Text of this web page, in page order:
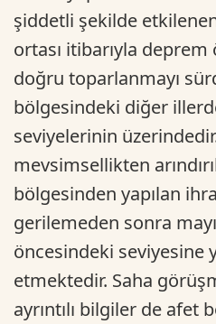
şiddetli şekilde
ortası itibarıyla
doğru toparlanmayı
bölgesindeki diğer
seviyelerinin
mevsimsellikten
bölgesinden yapılan
gerilemeden sonra
öncesindeki seviyesine
etmektedir. Saha
ayrıntılı bilgiler de afet